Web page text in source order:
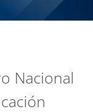
Nacional